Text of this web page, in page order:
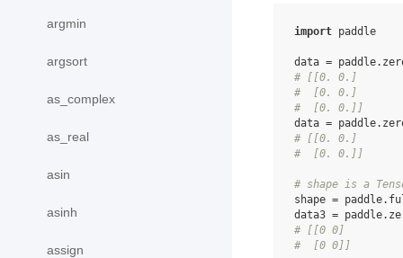
argmin
argsort
as_complex
as_real
asin
asinh
assign
import paddle
data = paddle.
# [[0. 0.]
#  [0. 0.]
#  [0. 0.]]
data = paddle.
# [[0. 0.]
#  [0. 0.]]
# shape is a
shape = paddle.
data3 = paddle.
# [[0 0]
#  [0 0]]